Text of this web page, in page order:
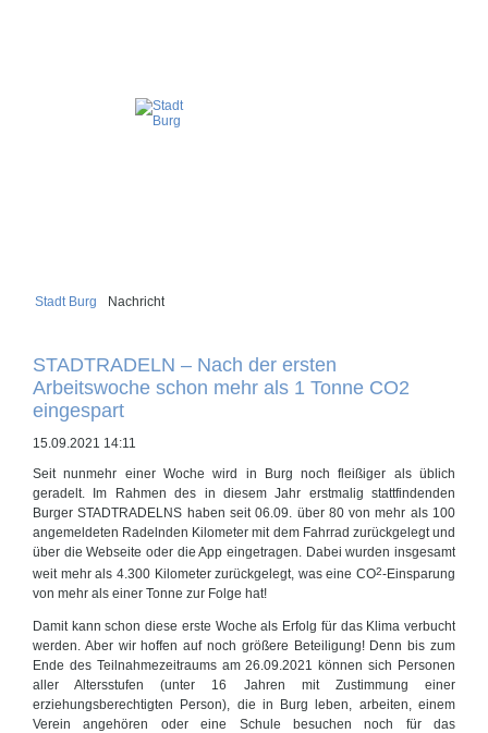
Stadt Burg Nachricht
STADTRADELN – Nach der ersten
Arbeitswoche schon mehr als 1 Tonne CO2
eingespart
15.09.2021 14:11
Seit nunmehr einer Woche wird in Burg noch fleißiger als üblich
geradelt. Im Rahmen des in diesem Jahr erstmalig stattfindenden
Burger STADTRADELNS haben seit 06.09. über 80 von mehr als 100
angemeldeten Radelnden Kilometer mit dem Fahrrad zurückgelegt und
über die Webseite oder die App eingetragen. Dabei wurden insgesamt
weit mehr als 4.300 Kilometer zurückgelegt, was eine CO2-Einsparung
von mehr als einer Tonne zur Folge hat!
Damit kann schon diese erste Woche als Erfolg für das Klima verbucht
werden. Aber wir hoffen auf noch größere Beteiligung! Denn bis zum
Ende des Teilnahmezeitraums am 26.09.2021 können sich Personen
aller Altersstufen (unter 16 Jahren mit Zustimmung einer
erziehungsberechtigten Person), die in Burg leben, arbeiten, einem
Verein angehören oder eine Schule besuchen noch für das